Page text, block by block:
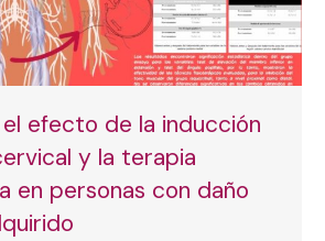
el efecto de la inducción
y la terapia
en personas con daño